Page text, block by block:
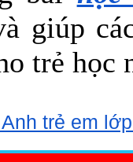
giúp
trẻ học
trẻ em